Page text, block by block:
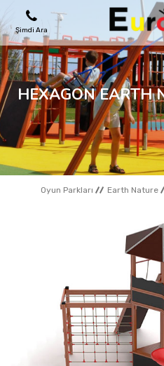
Şimdi Ara
OYUN PARKLARI
SKATEPARKLAR
AHŞAP EVLER
KENT MOBILYALARI
HEXAGON EARTH
Oyun Parkları Earth Nature